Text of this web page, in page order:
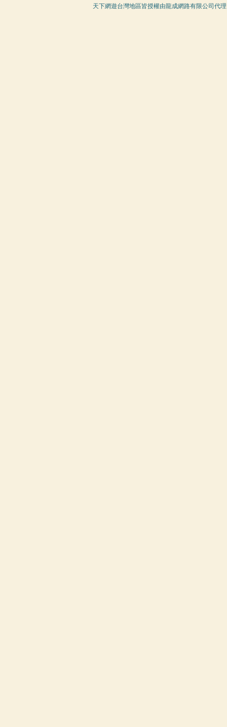
天下網遊台灣地區皆授權由龍成網路有限公司代理